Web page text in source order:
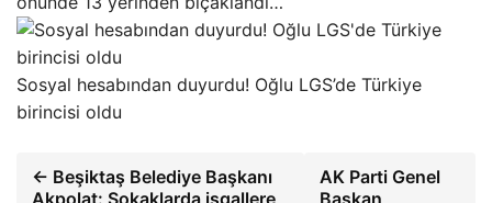
Sosyal hesabından duyurdu! Oğlu LGS’de Türkiye
birincisi oldu
← Beşiktaş Belediye Başkanı
Akpolat: Sokaklarda işgallere
AK Parti Genel
Başkan